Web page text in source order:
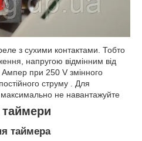
з сухими контактами. Тобто
напругою відмінним від
при 250 V змінного
струму . Для
не навантажуйте
таймера